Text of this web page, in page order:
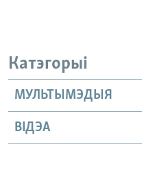
Катэгорыі
МУЛЬТЫМЭДЫЯ
ВІДЭА